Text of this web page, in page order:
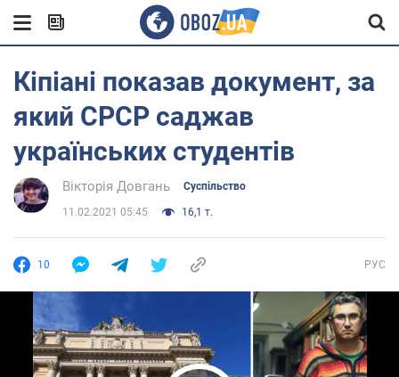
Кіпіані показав документ, за
який СРСР саджав
українських студентів
Вікторія Довгань Суспільство
11.02.2021 05:45 16,1 т.
10 РУС